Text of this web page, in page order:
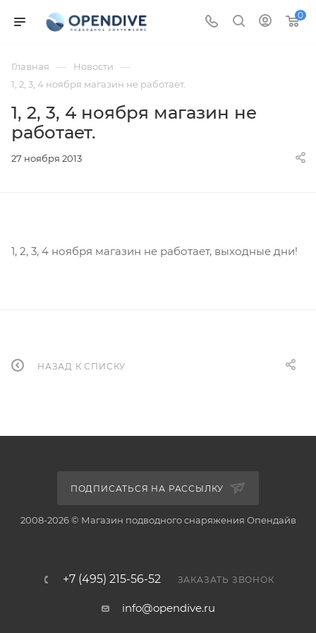
0
Главная — Новости —
1, 2, 3, 4 ноября магазин не работает.
1, 2, 3, 4 ноября магазин не
работает.
27 ноября 2013
1, 2, 3, 4 ноября магазин не работает, выходные дни!
НАЗАД К СПИСКУ
ПОДПИСАТЬСЯ НА РАССЫЛКУ
2008-2026 © Магазин подводного снаряжения Опендайв
+7 (495) 215-56-52 ЗАКАЗАТЬ ЗВОНОК
info@opendive.ru